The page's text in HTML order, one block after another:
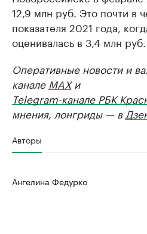
12,9 млн руб. Это почти в
показателя 2021 года,
оценивалась в 3,4 млн руб.
Оперативные новости и
канале MAXи
Telegram-канале РБК
мнения, лонгриды — в
Авторы
Ангелина Федурко